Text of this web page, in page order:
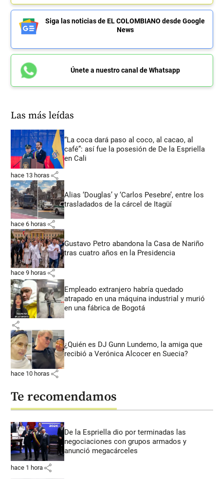
Siga las noticias de EL COLOMBIANO desde Google
News
Únete a nuestro canal de Whatsapp
Las más leídas
“La coca dará paso al coco, al cacao, al
café”: así fue la posesión de De la Espriella
en Cali
hace 13 horas share
Alias ‘Douglas’ y ‘Carlos Pesebre’, entre los
trasladados de la cárcel de Itagüí
hace 6 horas share
Gustavo Petro abandona la Casa de Nariño
tras cuatro años en la Presidencia
hace 9 horas share
Empleado extranjero habría quedado
atrapado en una máquina industrial y murió
en una fábrica de Bogotá
share
¿Quién es DJ Gunn Lundemo, la amiga que
recibió a Verónica Alcocer en Suecia?
hace 10 horas share
Te recomendamos
De la Espriella dio por terminadas las
negociaciones con grupos armados y
anunció megacárceles
hace 1 hora share